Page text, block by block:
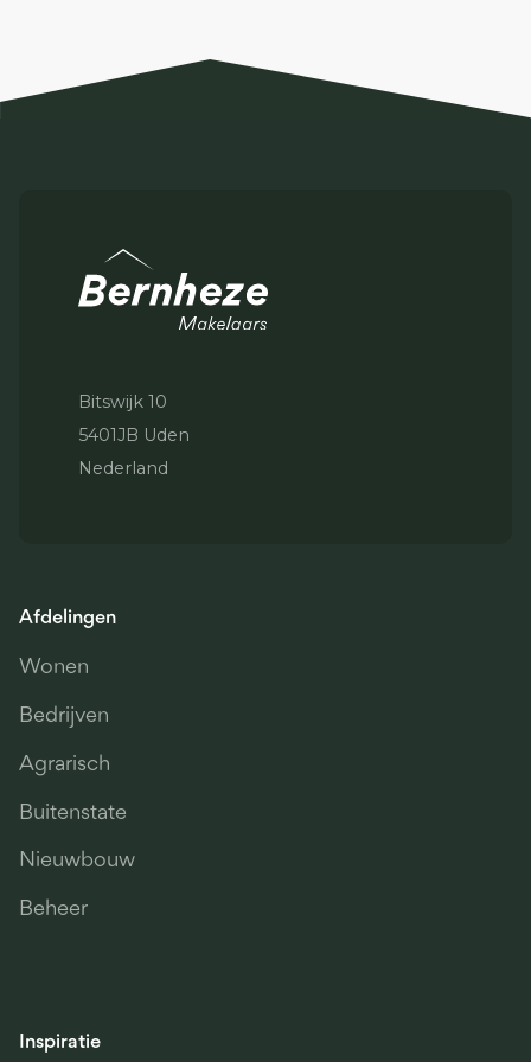
wandel- en fietsroutes.
prachtig uitzicht op de omliggende bossen.
De bosvilla is nog in aanbouw en biedt
Royaal perceel van ruim 3,5 hectare (35.550 m²),
met volop privacy en omgeven door eigen
woning kan dienen als bijgebouw.
en vrijstaand ligbad, en vloerverwarming door de
hele woning.
Veel ruimte en voldoende flexibiliteit, met onder
andere een inpandige garage, kantoorruimte, vijf
zonnepanelen, met een verwachte
Bitswijk 10
5401JB Uden
Nederland
Afdelingen
Wonen
Bedrijven
Agrarisch
Buitenstate
Nieuwbouw
Beheer
Inspiratie